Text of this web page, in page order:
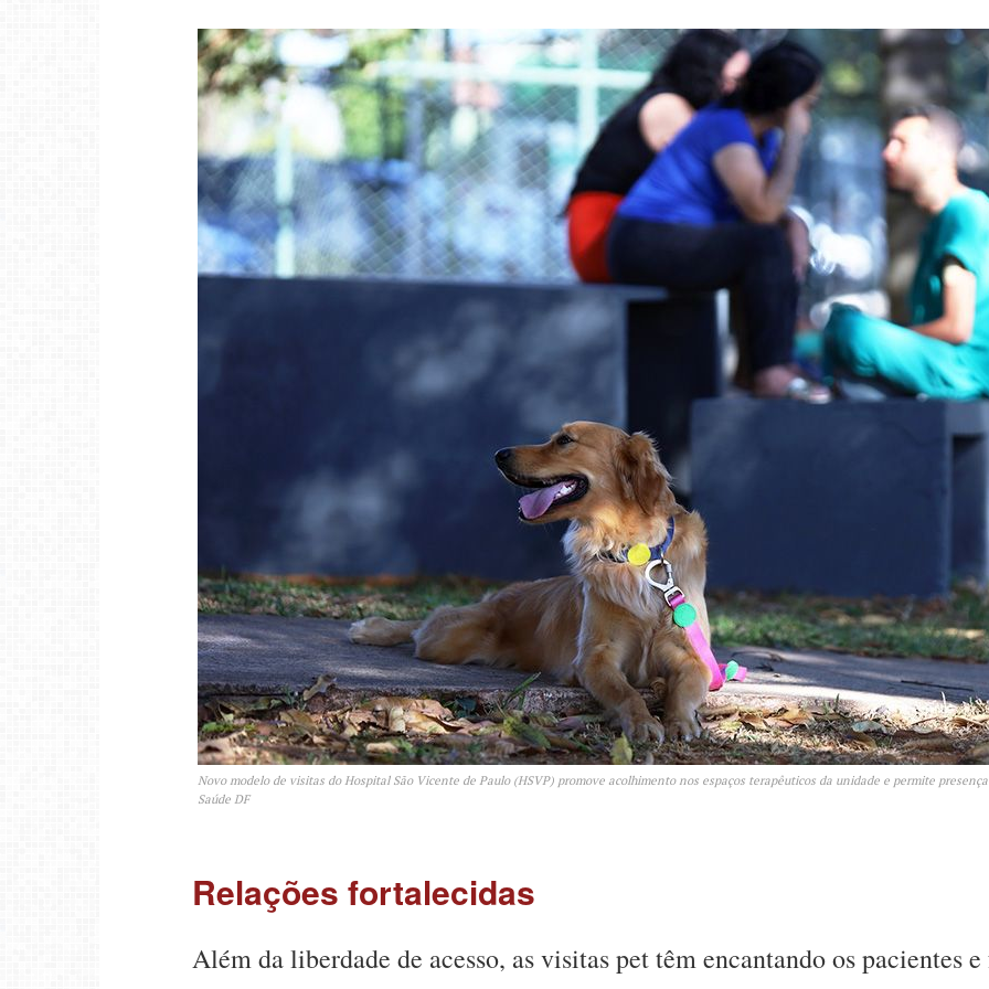
Novo modelo de visitas do Hospital São Vicente de Paulo (HSVP) promove acolhimento nos espaços terapêuticos da unidade e permite
Saúde DF
Relações fortalecidas
Além da liberdade de acesso, as visitas pet têm encantando os pacientes